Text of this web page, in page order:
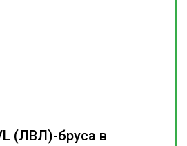
(ЛВЛ)-бруса в